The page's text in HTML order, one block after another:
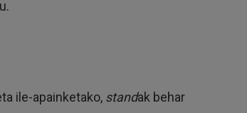
ile-apainketako, standak behar